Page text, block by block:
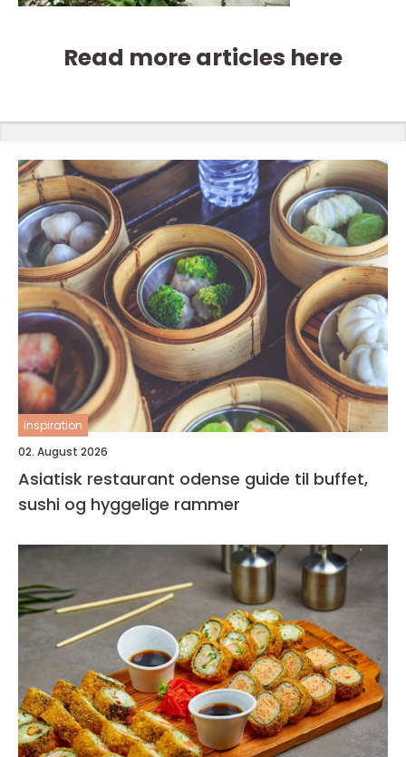
Read more articles here
inspiration
02. August 2026
Asiatisk restaurant odense guide til buffet,
sushi og hyggelige rammer